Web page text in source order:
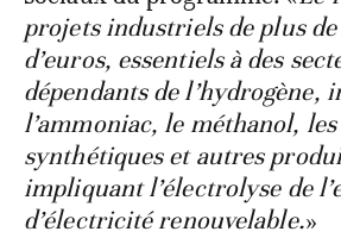
projets industriels de plus
d’euros, essentiels à des
dépendants de l’hydrogène,
l’ammoniac, le méthanol,
synthétiques et autres
impliquant l’électrolyse de
d’électricité renouvelable.»